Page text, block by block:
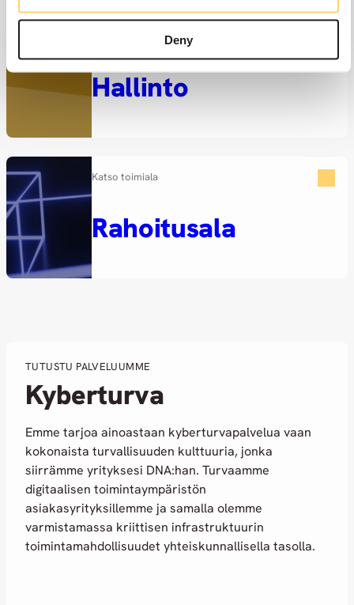
Deny
Hallinto
Katso toimiala
Rahoitusala
TUTUSTU PALVELUUMME
Kyberturva
Emme tarjoa ainoastaan kyberturvapalvelua vaan
kokonaista turvallisuuden kulttuuria, jonka
siirrämme yrityksesi DNA:han. Turvaamme
digitaalisen toimintaympäristön
asiakasyrityksillemme ja samalla olemme
varmistamassa kriittisen infrastruktuurin
toimintamahdollisuudet yhteiskunnallisella tasolla.